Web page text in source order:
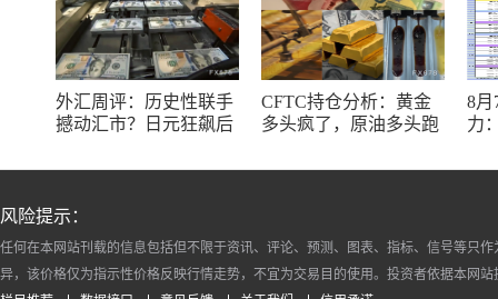
外汇周评：历史性联手
撼动汇市？日元狂飙后
美元刷新七周低点
CFTC持仓分析：黄金
多头疯了，原油多头跑
8月
力
十
风险提示：
任何在本网站刊载的信息包括但不限于资讯、评论、预测、图表、指标、信号等只
异，该价格仅为指示性价格反映行情走势，不宜为交易目的使用。投资者依据本网